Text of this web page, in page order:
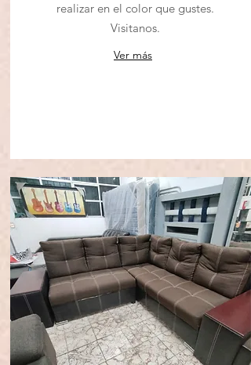
realizar en el color que gustes.
Visitanos.
Ver más